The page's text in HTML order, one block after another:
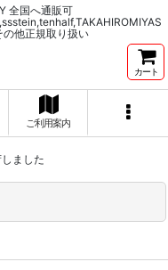
全国へ通販可
他正規取り扱い
カート
ご利用案内
ました